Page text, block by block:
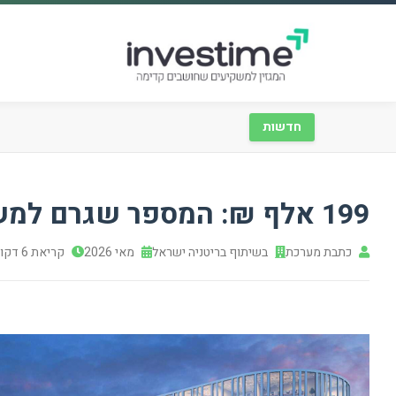
חדשות
199 אלף ₪: המספר שגרם למשקיעים לעצור
כתבת מערכת בשיתוף בריטניה ישראל מאי 2026 קריאת 6 דקות